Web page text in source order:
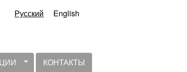
Русский English
КОНТАКТЫ